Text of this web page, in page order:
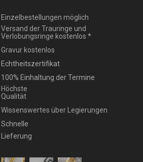
Einzelbestellungen möglich
Versand der Trauringe und
Verlobungsringe kostenlos *
Gravur kostenlos
Echtheitszertifikat
100% Einhaltung der Termine
Höchste
Qualität
Wissenswertes über Legierungen
Schnelle
Lieferung